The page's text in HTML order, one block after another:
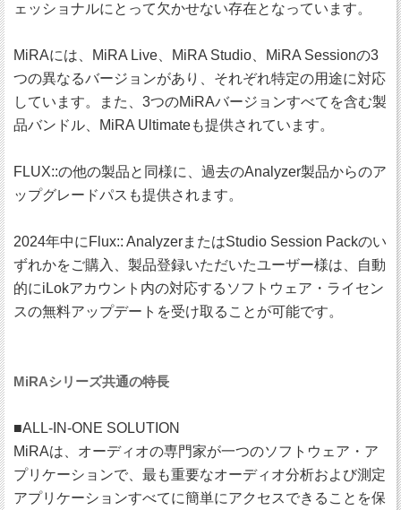
ェッショナルにとって欠かせない存在となっています。
MiRAには、MiRA Live、MiRA Studio、MiRA Sessionの3
つの異なるバージョンがあり、それぞれ特定の用途に対応
しています。また、3つのMiRAバージョンすべてを含む製
品バンドル、MiRA Ultimateも提供されています。
FLUX::の他の製品と同様に、過去のAnalyzer製品からのア
ップグレードパスも提供されます。
2024年中にFlux:: AnalyzerまたはStudio Session Packのい
ずれかをご購入、製品登録いただいたユーザー様は、自動
的にiLokアカウント内の対応するソフトウェア・ライセン
スの無料アップデートを受け取ることが可能です。
MiRAシリーズ共通の特長
■ALL-IN-ONE SOLUTION
MiRAは、オーディオの専門家が一つのソフトウェア・ア
プリケーションで、最も重要なオーディオ分析および測定
アプリケーションすべてに簡単にアクセスできることを保